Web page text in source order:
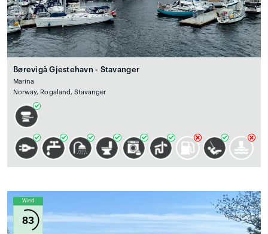
Børevigå Gjestehavn - Stavanger
Marina
Norway, Rogaland, Stavanger
Wind
83